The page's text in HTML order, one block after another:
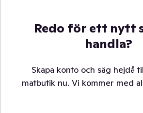
Redo för ett nytt
handla?
Skapa konto och säg hejdå
matbutik nu. Vi kommer med